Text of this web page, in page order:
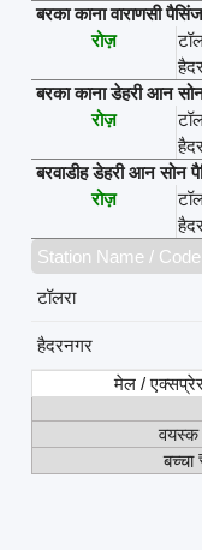
बरका काना वाराणसी
रोज़
बरका काना डेहरी आन
रोज़
बरवाडीह डेहरी आन सोन
रोज़
Station Name / Code
टॉलरा
हैदरनगर
मेल /
वयस्क
बच्चा